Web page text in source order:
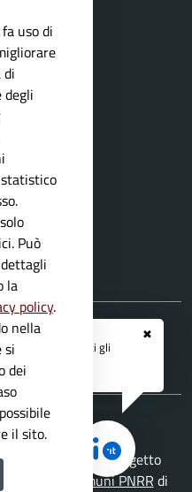
✖
IO
e ricevi tutti gli
di Paitone è un progetto
Soluzione Comuni PNRR di
uso di
di
degli
Può
la
policy.
nella
si
dei
il sito.